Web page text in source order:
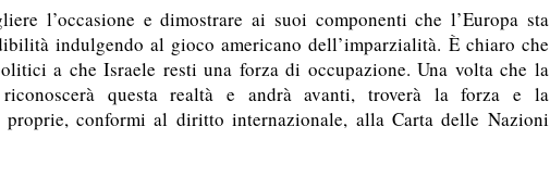
l’occasione e dimostrare ai suoi componenti che l’Europa sta
indulgendo al gioco americano dell’imparzialità. È chiaro che
a che Israele resti una forza di occupazione. Una volta che la
riconoscerà questa realtà e andrà avanti, troverà la forza e la
conformi al diritto internazionale, alla Carta delle Nazioni